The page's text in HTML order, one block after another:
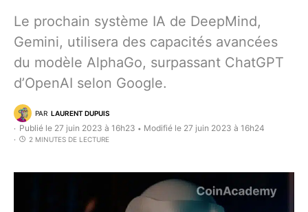
Le prochain système IA de DeepMind,
Gemini, utilisera des capacités avancées
du modèle AlphaGo, surpassant ChatGPT
d’OpenAI selon Google.
PAR LAURENT DUPUIS
Publié le 27 juin 2023 à 16h23 • Modifié le 27 juin 2023 à 16h24
2 MINUTES DE LECTURE